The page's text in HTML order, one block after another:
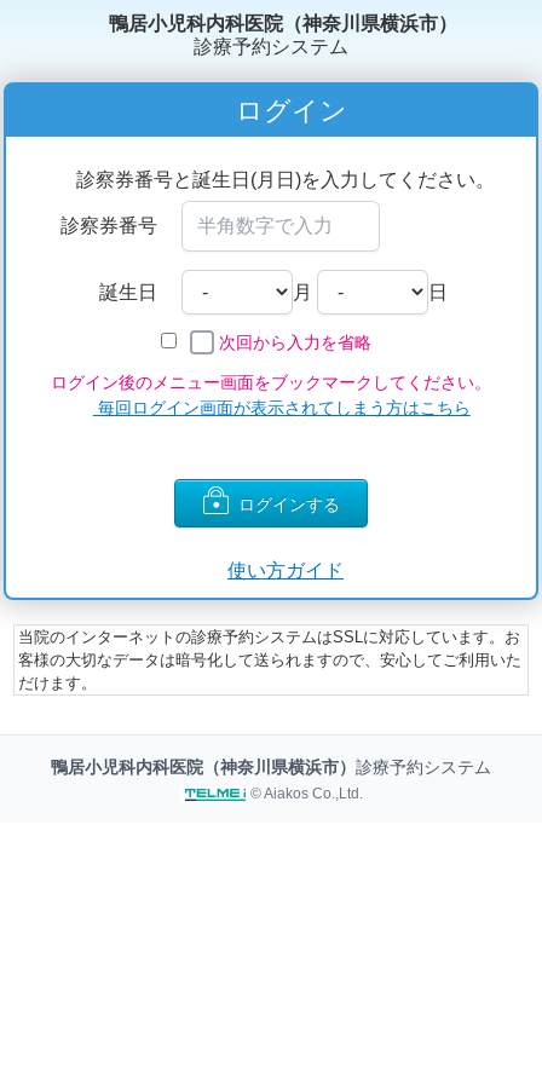
鴨居小児科内科医院（神奈川県横浜市）
診療予約システム
ログイン
診察券番号と誕生日(月日)を入力してください。
診察券番号
誕生日 月 日
次回から入力を省略
ログイン後のメニュー画面をブックマークしてください。
毎回ログイン画面が表示されてしまう方はこちら
ログインする
使い方ガイド
当院のインターネットの診療予約システムはSSLに対応しています。お
客様の大切なデータは暗号化して送られますので、安心してご利用いた
だけます。
鴨居小児科内科医院（神奈川県横浜市） 診療予約システム
© Aiakos Co.,Ltd.